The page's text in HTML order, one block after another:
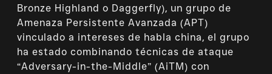
Bronze Highland o Daggerfly), un grupo de
Amenaza Persistente Avanzada (APT)
vinculado a intereses de habla china, el grupo
ha estado combinando técnicas de ataque
“Adversary-in-the-Middle” (AiTM) con